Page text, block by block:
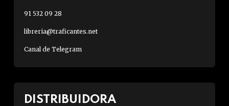
91 532 09 28
libreria@traficantes.net
Canal de Telegram
DISTRIBUIDORA